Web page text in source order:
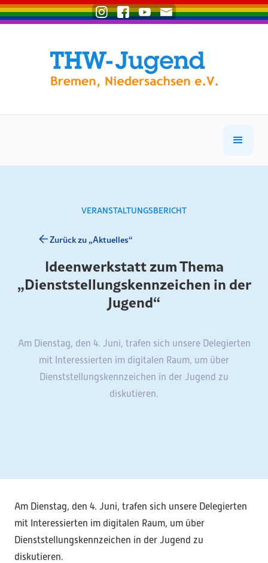
VERANSTALTUNGSBERICHT
Ideenwerkstatt zum Thema
„Dienststellungskennzeichen in der
Jugend“
Am Dienstag, den 4. Juni, trafen sich unsere Delegierten
mit Interessierten im digitalen Raum, um über
Dienststellungskennzeichen in der Jugend zu
diskutieren.
Zurück zu „Aktuelles“
Am Dienstag, den 4. Juni, trafen sich unsere Delegierten
mit Interessierten im digitalen Raum, um über
Dienststellungskennzeichen in der Jugend zu
diskutieren.